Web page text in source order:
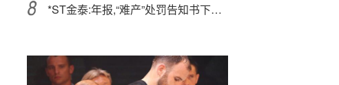
*ST金泰:年报,“难产”处罚告知书下达，相关主体预领460万元罚单